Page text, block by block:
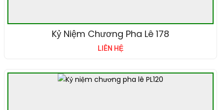
Kỷ Niệm Chương Pha Lê 178
LIÊN HỆ